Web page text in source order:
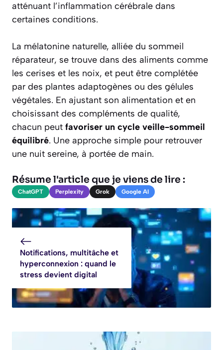
atténuant l’inflammation cérébrale dans
certaines conditions.
La mélatonine naturelle, alliée du sommeil
réparateur, se trouve dans des aliments comme
les cerises et les noix, et peut être complétée
par des plantes adaptogènes ou des gélules
végétales. En ajustant son alimentation et en
choisissant des compléments de qualité,
chacun peut favoriser un cycle veille-sommeil
équilibré. Une approche simple pour retrouver
une nuit sereine, à portée de main.
Résume l'article que je viens de lire :
ChatGPT Perplexity Grok Google AI
Notifications, multitâche et
hyperconnexion : quand le
stress devient digital